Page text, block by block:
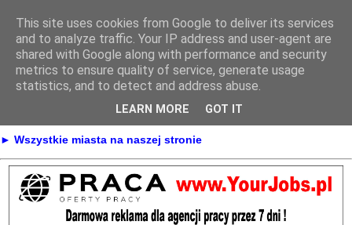
Praca
► KONTAKT ► REKLAMA
► Praca Oferty pracy na terenie całej Polski
► Wszystkie miasta na naszej stronie
This site uses cookies from Google to deliver its services
and to analyze traffic. Your IP address and user-agent are
shared with Google along with performance and security
metrics to ensure quality of service, generate usage
statistics, and to detect and address abuse.
LEARN MORE GOT IT